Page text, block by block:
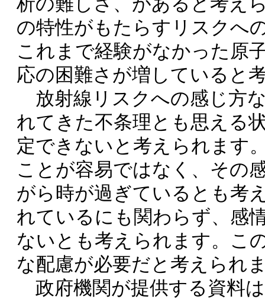
の特性がもたらすリスクへ
これまで経験がなかった原
応の困難さが増していると
放射線リスクへの感じ方
れてきた不条理とも思える
定できないと考えられます
ことが容易ではなく、その
がら時が過ぎているとも考
れているにも関わらず、感
ないとも考えられます。こ
な配慮が必要だと考えられ
政府機関が提供する資料